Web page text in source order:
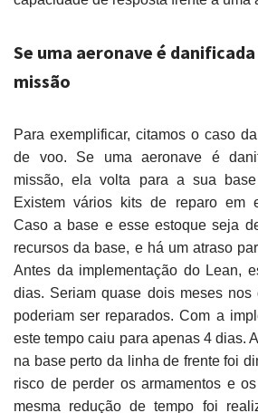
Se uma aeronave é
missão
Para exemplificar, citamos o caso
de voo. Se uma aeronave é
missão, ela volta para a sua
Existem vários kits de reparo em
Caso a base e esse estoque seja
recursos da base, e há um atraso
Antes da implementação do Lean,
dias. Seriam quase dois meses
poderiam ser reparados. Com a
este tempo caiu para apenas 4 dias.
na base perto da linha de frente foi
risco de perder os armamentos e
mesma redução de tempo foi